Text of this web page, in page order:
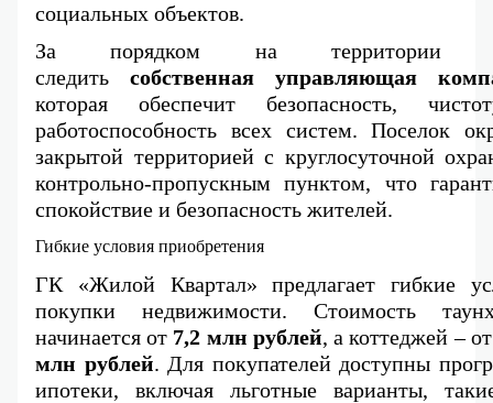
социальных объектов.
За порядком на территории
следить собственная управляющая
которая обеспечит безопасность,
работоспособность всех систем. Поселок
закрытой территорией с круглосуточной
контрольно-пропускным пунктом, что
спокойствие и безопасность жителей.
Гибкие условия приобретения
ГК «Жилой Квартал» предлагает гибкие
покупки недвижимости. Стоимость
начинается от 7,2 млн рублей, а коттеджей –
млн рублей. Для покупателей доступны
ипотеки, включая льготные варианты,